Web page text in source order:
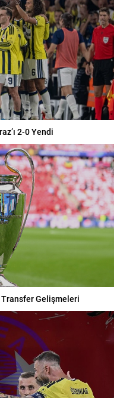
2-0 Yendi
Gelişmeleri